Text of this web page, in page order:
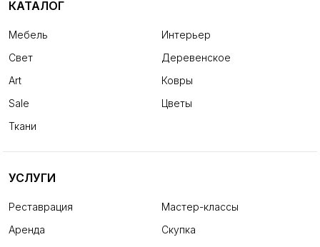
КАТАЛОГ
Мебель
Интерьер
Свет
Деревенское
Art
Ковры
Sale
Цветы
Ткани
УСЛУГИ
Реставрация
Мастер-классы
Аренда
Скупка